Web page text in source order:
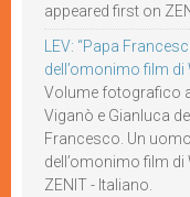
appeared first on
LEV: “Papa
dell’omonimo film di
Volume fotografico
Viganò e Gianluca
Francesco. Un
dell’omonimo film
ZENIT - Italiano.